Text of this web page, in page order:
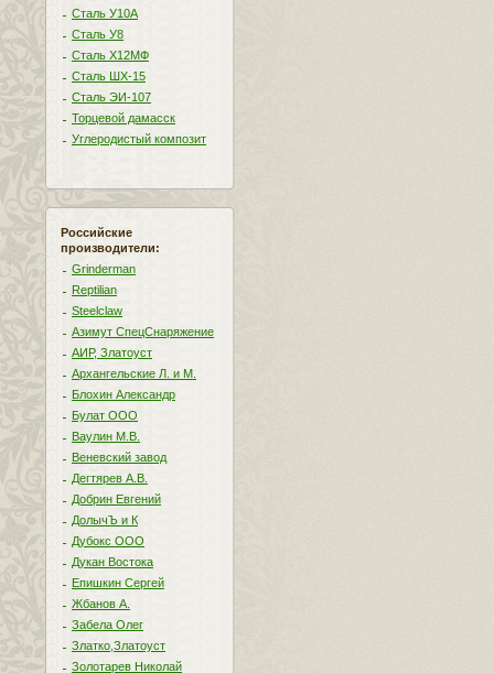
Сталь У10А
Сталь У8
Сталь Х12МФ
Сталь ШХ-15
Сталь ЭИ-107
Торцевой дамасск
Углеродистый композит
Российские
производители:
Grinderman
Reptilian
Steelclaw
Азимут СпецСнаряжение
АИР, Златоуст
Архангельские Л. и М.
Блохин Александр
Булат ООО
Ваулин М.В.
Веневский завод
Дегтярев А.В.
Добрин Евгений
ДолычЪ и К
Дубокс ООО
Дукан Востока
Епишкин Сергей
Жбанов А.
Забела Олег
Златко,Златоуст
Золотарев Николай